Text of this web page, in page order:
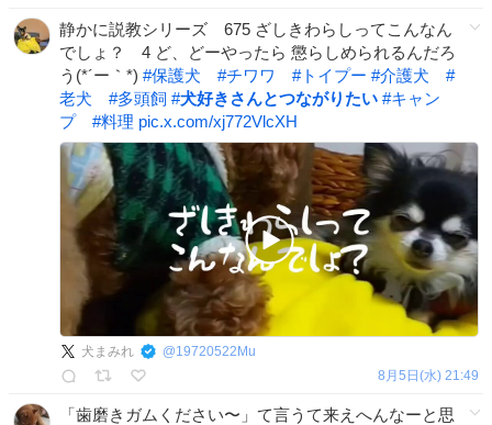
静かに説教シリーズ 675 ざしきわらしってこんなん
でしょ？ 4 ど、どーやったら 懲らしめられるんだろ
う(*´ー｀*) #保護犬 #チワワ #トイプー #介護犬
#
老犬
#多頭飼 #犬好きさんとつながりたい #キャン
プ
#料理 pic.x.com/xj772VlcXH
犬まみれ @19720522Mu
8月5日(水) 21:49
「歯磨きガムください〜」て言うて来えへんなーと思